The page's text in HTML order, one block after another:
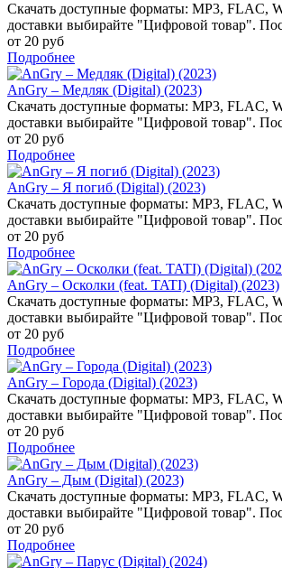
Скачать доступные форматы: MP3, FLAC,
доставки выбирайте "Цифровой товар".
от 20 руб
Подробнее
AnGry – Медляк (Digital) (2023)
Скачать доступные форматы: MP3, FLAC,
доставки выбирайте "Цифровой товар".
от 20 руб
Подробнее
AnGry – Я погиб (Digital) (2023)
Скачать доступные форматы: MP3, FLAC,
доставки выбирайте "Цифровой товар".
от 20 руб
Подробнее
AnGry – Осколки (feat. TATI) (Digital) (2023)
Скачать доступные форматы: MP3, FLAC,
доставки выбирайте "Цифровой товар".
от 20 руб
Подробнее
AnGry – Города (Digital) (2023)
Скачать доступные форматы: MP3, FLAC,
доставки выбирайте "Цифровой товар".
от 20 руб
Подробнее
AnGry – Дым (Digital) (2023)
Скачать доступные форматы: MP3, FLAC,
доставки выбирайте "Цифровой товар".
от 20 руб
Подробнее